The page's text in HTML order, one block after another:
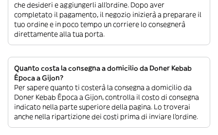
che desideri e aggiungerli all’ordine. Dopo aver
completato il pagamento, il negozio inizierà a preparare il
tuo ordine e in poco tempo un corriere lo consegnerà
direttamente alla tua porta.
Quanto costa la consegna a domicilio da Doner Kebab
Época a Gijon?
Per sapere quanto ti costerà la consegna a domicilio da
Doner Kebab Época a Gijon, controlla il costo di consegna
indicato nella parte superiore della pagina. Lo troverai
anche nella ripartizione dei costi prima di inviare l’ordine.